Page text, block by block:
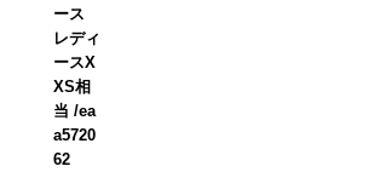
ース
レディ
ースX
XS相
当 /ea
a5720
62